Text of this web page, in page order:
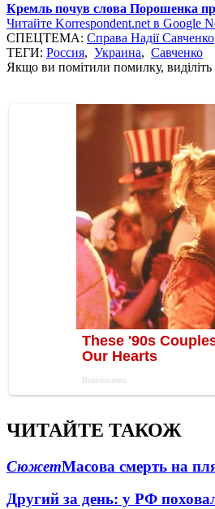
Кремль почув слова Порошенка
Читайте Korrespondent.net в Google
СПЕЦТЕМА: Справа Надії Савченко
ТЕГИ: Россия, Украина, Савченко
Якщо ви помітили помилку,
ЧИТАЙТЕ ТАКОЖ
СюжетМасова смерть на
Другий за день: у РФ